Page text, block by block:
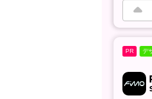
PR デ